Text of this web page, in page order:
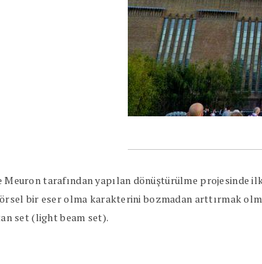
tarafından yapılan dönüştürülme projesinde
bir eser olma karakterini bozmadan arttırmak
set (light beam set).